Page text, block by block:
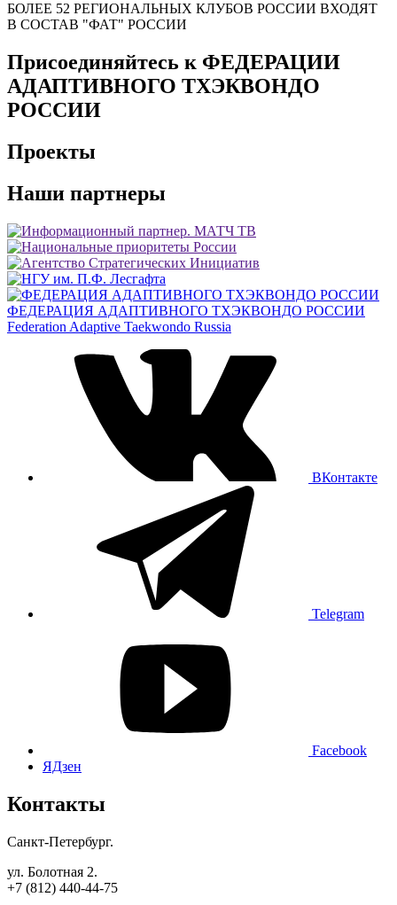
БОЛЕЕ 52 РЕГИОНАЛЬНЫХ КЛУБОВ РОССИИ ВХОДЯТ
В СОСТАВ "ФАТ" РОССИИ
Присоединяйтесь к ФЕДЕРАЦИИ
АДАПТИВНОГО ТХЭКВОНДО
РОССИИ
Проекты
Наши партнеры
ФЕДЕРАЦИЯ АДАПТИВНОГО ТХЭКВОНДО РОССИИ
Federation Adaptive Taekwondo Russia
ВКонтакте
Telegram
Facebook
ЯДзен
Контакты
Санкт-Петербург.
ул. Болотная 2.
+7 (812) 440-44-75